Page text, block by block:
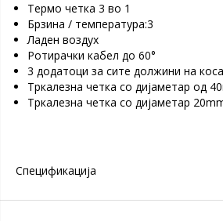
Термо четка 3 во 1
Брзина / температура:3
Ладен воздух
Ротирачки кабел до 60°
3 додатоци за сите должини на коса
Tркалезна четка со дијаметар од
Tркалезна четка со дијаметар
Спецификација